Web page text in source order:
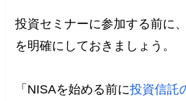
投資セミナーに参加する前に
を明確にしておきましょう。
「NISAを始める前に投資信託